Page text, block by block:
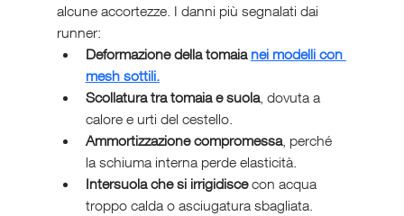
alcune accortezze. I danni più segnalati dai
runner:
Deformazione della tomaia nei modelli con
mesh sottili.
Scollatura tra tomaia e suola, dovuta a
calore e urti del cestello.
Ammortizzazione compromessa, perché
la schiuma interna perde elasticità.
Intersuola che si irrigidisce con acqua
troppo calda o asciugatura sbagliata.